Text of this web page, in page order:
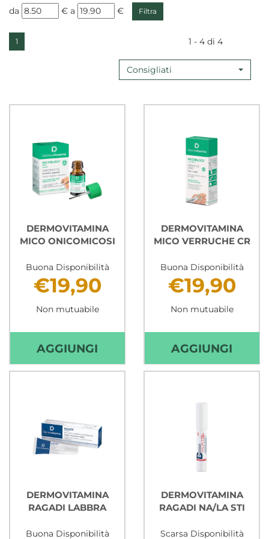
filtra
da € filtra
a €
1 1 - 4 di 4
Consigliati
DERMOVITAMINA
MICO ONICOMICOSI
Buona Disponibilità
€19,90
Non mutuabile
AGGIUNGI AGGIUNGI DERMOVITAMINA
MICO
DERMOVITAMINA
MICO VERRUCHE CR
Buona Disponibilità
€19,90
Non mutuabile
AGGIUNGI
MICO
DERMOVITAMINA
RAGADI LABBRA
Buona Disponibilità
DERMOVITAMINA
RAGADI NA/LA STI
Scarsa Disponibilità